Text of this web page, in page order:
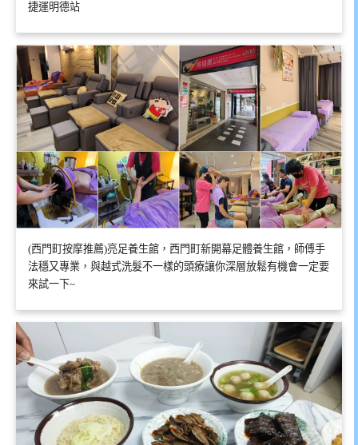
捷運明德站
(西門町按摩推薦)亮足養生館，西門町新開幕足體養生館，師傅手
法穩又專業，與越式洗髮不一樣的頭療讓你深層放鬆有機會一定要
來試一下~